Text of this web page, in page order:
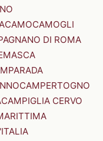
CAMOCAMOGLI
DI ROMA
CAMPERTOGNO
CAMPIGLIA CERVO